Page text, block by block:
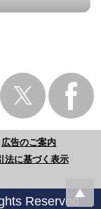
広告のご案内
法に基づく表示
Reserved